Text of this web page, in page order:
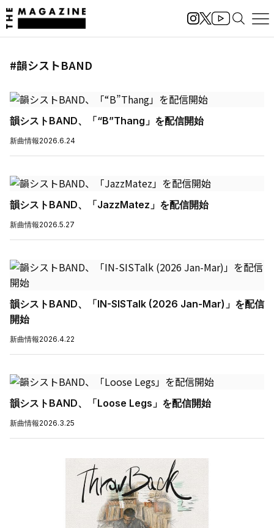
#韻シストBAND
韻シストBAND、「“B”Thang」を配信開始
新曲情報2026.6.24
韻シストBAND、「JazzMatez」を配信開始
新曲情報2026.5.27
韻シストBAND、「IN-SISTalk (2026 Jan-Mar)」を配信
開始
新曲情報2026.4.22
韻シストBAND、「Loose Legs」を配信開始
新曲情報2026.3.25